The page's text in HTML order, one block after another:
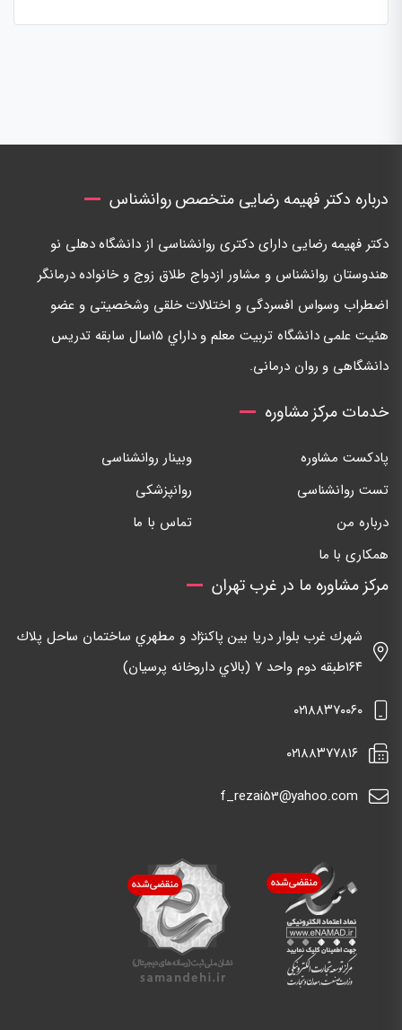
درباره دکتر فهیمه رضایی متخصص روانشناس
دكتر فهيمه رضايی دارای دكتری روانشناسی از دانشگاه دهلی نو
هندوستان روانشناس و مشاور ازدواج طلاق زوج و خانواده درمانگر
اضطراب وسواس افسردگی و اختلالات خلقی وشخصيتی و عضو
هئيت علمی دانشگاه تربيت معلم و داراي ١٥سال سابقه تدريس
دانشگاهی و روان درمانی.
خدمات مرکز مشاوره
پادکست مشاوره
وبینار روانشناسی
تست روانشناسی
روانپزشکی
درباره من
تماس با ما
همکاری با ما
مرکز مشاوره ما در غرب تهران
شهرك غرب بلوار دريا بين پاكنژاد و مطهري ساختمان ساحل پلاك
١٦٤طبقه دوم واحد ٧ (بالاي داروخانه پرسيان)
٠٢١٨٨٣٧٠٠٦٠
٠٢١٨٨٣٧٧٨١٦
f_rezai53@yahoo.com